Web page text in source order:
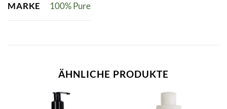
MARKE 100% Pure
ÄHNLICHE PRODUKTE